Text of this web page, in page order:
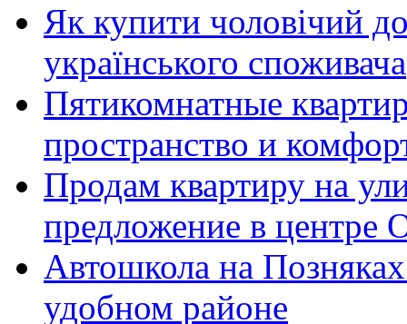
Як купити чоловічий
українського споживача
Пятикомнатные
пространство и
Продам квартиру на
предложение в центре
Автошкола на
удобном районе